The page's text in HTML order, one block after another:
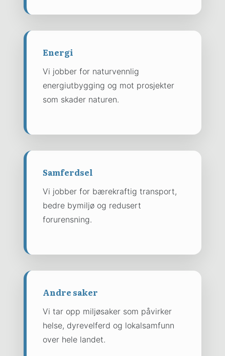
Energi
Vi jobber for naturvennlig
energiutbygging og mot prosjekter
som skader naturen.
Samferdsel
Vi jobber for bærekraftig transport,
bedre bymiljø og redusert
forurensning.
Andre saker
Vi tar opp miljøsaker som påvirker
helse, dyrevelferd og lokalsamfunn
over hele landet.